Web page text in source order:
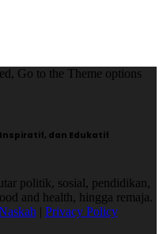
Go to the Theme options
dan Edukatif
politik, sosial, pendidikan,
and health, hingga remaja.
| Privacy Policy